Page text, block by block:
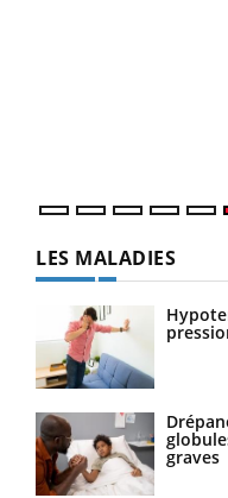
LES MALADIES
graves